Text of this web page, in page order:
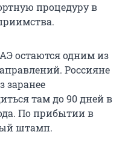
процедуру в
остаются одним из
Россияне
заранее
там до 90 дней в
По прибытии в
штамп.